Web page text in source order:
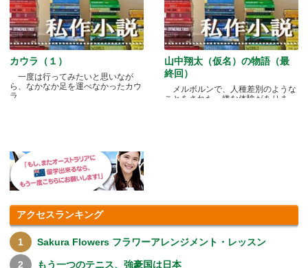
カウラ（１）
一度は行ってみたいと思いなが
ら、なかなか足を運べなかったカウ
ラ.....
山中翔太（仮名）の物語（最
終回）
メルボルンで、人種差別のような
ことをされた、嫌な体験がありま
アクセスランキング
Sakura Flowers フラワーアレンジメント・レッスン
もう一つのテニス、強豪国は日本